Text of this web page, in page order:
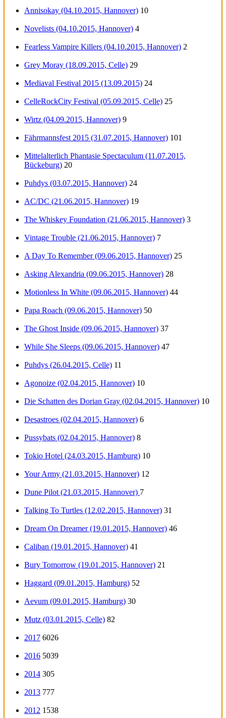
Annisokay (04.10.2015, Hannover) 10
Novelists (04.10.2015, Hannover) 4
Fearless Vampire Killers (04.10.2015, Hannover) 2
Grey Moray (18.09.2015, Celle) 29
Mediaval Festival 2015 (13.09.2015) 24
CelleRockCity Festival (05.09.2015, Celle) 25
Wirtz (04.09.2015, Hannover) 9
Fährmannsfest 2015 (31.07.2015, Hannover) 101
Mittelalterlich Phantasie Spectaculum (11.07.2015,
Bückeburg) 20
Puhdys (03.07.2015, Hannover) 24
AC/DC (21.06.2015, Hannover) 19
The Whiskey Foundation (21.06.2015, Hannover) 3
Vintage Trouble (21.06.2015, Hannover) 7
A Day To Remember (09.06.2015, Hannover) 25
Asking Alexandria (09.06.2015, Hannover) 28
Motionless In White (09.06.2015, Hannover) 44
Papa Roach (09.06.2015, Hannover) 50
The Ghost Inside (09.06.2015, Hannover) 37
While She Sleeps (09.06.2015, Hannover) 47
Puhdys (26.04.2015, Celle) 11
Agonoize (02.04.2015, Hannover) 10
Die Schatten des Dorian Gray (02.04.2015, Hannover) 10
Desastroes (02.04.2015, Hannover) 6
Pussybats (02.04.2015, Hannover) 8
Tokio Hotel (24.03.2015, Hamburg) 10
Your Army (21.03.2015, Hannover) 12
Dune Pilot (21.03.2015, Hannover) 7
Talking To Turtles (12.02.2015, Hannover) 31
Dream On Dreamer (19.01.2015, Hannover) 46
Caliban (19.01.2015, Hannover) 41
Bury Tomorrow (19.01.2015, Hannover) 21
Haggard (09.01.2015, Hamburg) 52
Aevum (09.01.2015, Hamburg) 30
Mutz (03.01.2015, Celle) 82
2017 6026
2016 5039
2014 305
2013 777
2012 1538